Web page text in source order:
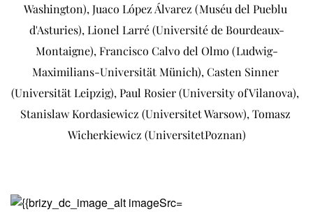
Washington), Juaco López Álvarez (Muséu del Pueblu
d'Asturies), Lionel Larré (Université de Bourdeaux-
Montaigne), Francisco Calvo del Olmo (Ludwig-
Maximilians-Universität Münich), Casten Sinner
(Universität Leipzig), Paul Rosier (University ofVilanova),
Stanislaw Kordasiewicz (Universitet Warsow), Tomasz
Wicherkiewicz (UniversitetPoznan)